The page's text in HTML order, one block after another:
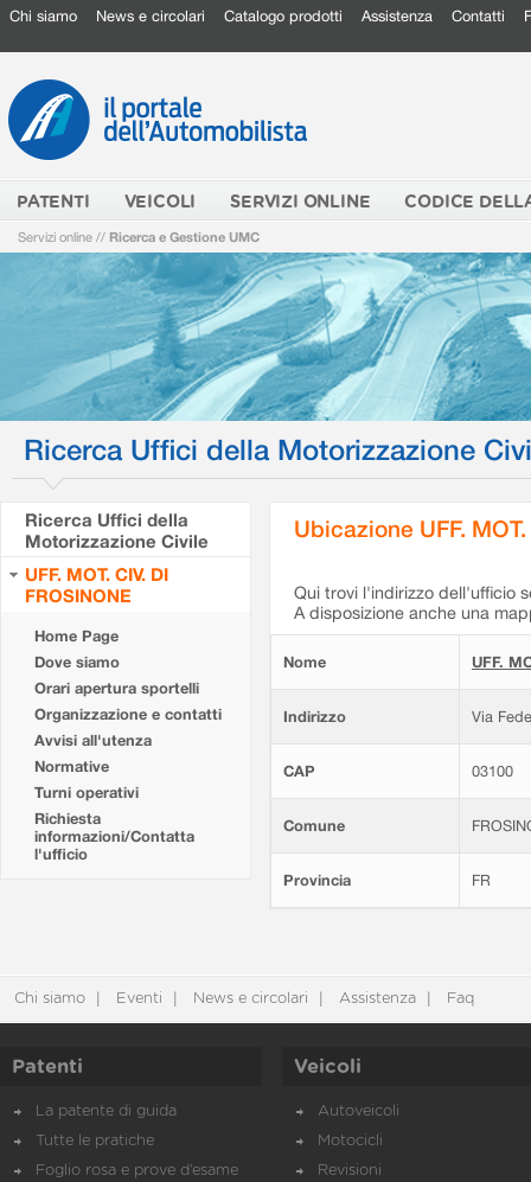
Chi siamo News e circolari Catalogo prodotti Assistenza Contatti
PATENTI VEICOLI SERVIZI ONLINE CODICE
Servizi online // Ricerca e Gestione UMC
Ricerca Uffici della Motorizzazione
Ricerca Uffici della
Motorizzazione Civile
UFF. MOT. CIV. DI
FROSINONE
Home Page
Dove siamo
Orari apertura sportelli
Organizzazione e contatti
Avvisi all'utenza
Normative
Turni operativi
Richiesta
informazioni/Contatta
l'ufficio
Ubicazione UFF.
Qui trovi l'indirizzo dell'ufficio
A disposizione anche una
Nome UFF.
Indirizzo Via
CAP 03100
Comune
Provincia FR
Chi siamo Eventi News e circolari Assistenza Faq
Patenti
La patente di guida
Tutte le pratiche
Foglio rosa e prove d’esame
Veicoli
Autoveicoli
Motocicli
Revisioni